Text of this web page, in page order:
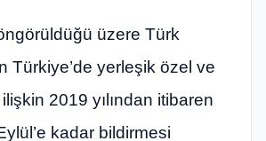
üzere Türk
Türkiye’de yerleşik özel ve
2019 yılından itibaren
kadar bildirmesi